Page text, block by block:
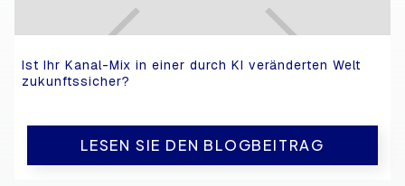
Ist Ihr Kanal-Mix in einer durch KI veränderten Welt
zukunftssicher?
LESEN SIE DEN BLOGBEITRAG